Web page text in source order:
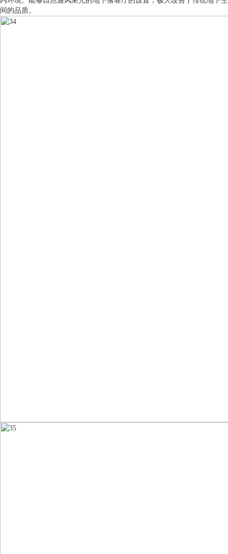
间的品质。